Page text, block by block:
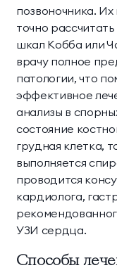
позвоночника.
точно
шкал Кобба или
врачу полное
патологии, что
эффективное
анализы в
состояние
грудная клетка,
выполняется
проводится
кардиолога,
УЗИ сердца.
Способы